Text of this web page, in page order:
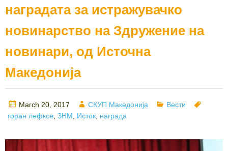
наградата за истражувачко
новинарство на Здружение на
новинари, од Источна
Македонија
Posted
on
March 20, 2017 Author
СКУП Македонија Categories
Вести
горан лефков ЗНМ Исток награда